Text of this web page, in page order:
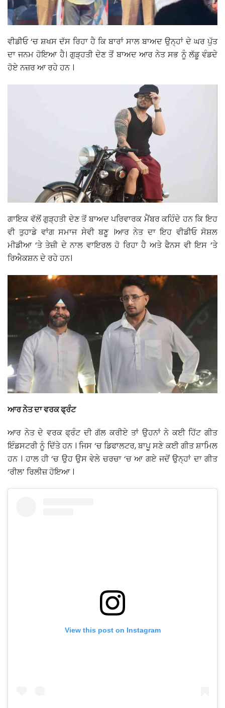
ਵੀਡੀਓ ‘ਚ ਸ਼ਖਸ ਦੱਸ ਰਿਹਾ ਹੈ ਕਿ ਬਾਰਾਂ ਸਾਲ ਬਾਅਦ ਉਨ੍ਹਾਂ ਦੇ ਘਰ ਪੁੱਤ
ਦਾ ਜਨਮ ਹੋਇਆ ਹੈ। ਗੁੜ੍ਹਤੀ ਦੇਣ ਤੋਂ ਬਾਅਦ ਆਰ ਨੇਤ ਸਭ ਨੂੰ ਲੱਡੂ ਵੰਡਦੇ
ਹੋਏ ਨਜ਼ਰ ਆ ਰਹੇ ਹਨ ।
ਗਾਇਕ ਵੱਲੋਂ ਗੁੜ੍ਹਤੀ ਦੇਣ ਤੋਂ ਬਾਅਦ ਪਰਿਵਾਰਕ ਮੈਂਬਰ ਕਹਿੰਦੇ ਹਨ ਕਿ ਇਹ
ਵੀ ਤੁਹਾਡੇ ਵਾਂਗ ਸਮਾਜ ਸੇਵੀ ਬਣੂ ।ਆਰ ਨੇਤ ਦਾ ਇਹ ਵੀਡੀਓ ਸੋਸ਼ਲ
ਮੀਡੀਆ ‘ਤੇ ਤੇਜ਼ੀ ਦੇ ਨਾਲ ਵਾਇਰਲ ਹੋ ਰਿਹਾ ਹੈ ਅਤੇ ਫੈਨਸ ਵੀ ਇਸ ‘ਤੇ
ਰਿਐਕਸ਼ਨ ਦੇ ਰਹੇ ਹਨ।
ਆਰ ਨੇਤ ਦਾ ਵਰਕ ਫ੍ਰੰਟ
ਆਰ ਨੇਤ ਦੇ ਵਰਕ ਫ੍ਰੰਟ ਦੀ ਗੱਲ ਕਰੀਏ ਤਾਂ ਉਹਨਾਂ ਨੇ ਕਈ ਹਿੱਟ ਗੀਤ
ਇੰਡਸਟਰੀ ਨੂੰ ਦਿੱਤੇ ਹਨ । ਜਿਸ ‘ਚ ਡਿਫਾਲਟਰ, ਬਾਪੂ ਸਣੇ ਕਈ ਗੀਤ ਸ਼ਾਮਿਲ
ਹਨ । ਹਾਲ ਹੀ ‘ਚ ਉਹ ਉਸ ਵੇਲੇ ਚਰਚਾ ‘ਚ ਆ ਗਏ ਜਦੋਂ ਉਨ੍ਹਾਂ ਦਾ ਗੀਤ
‘ਰੀਲ’ ਰਿਲੀਜ਼ ਹੋਇਆ ।
View this post on Instagram